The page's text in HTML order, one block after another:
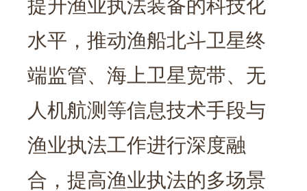
提升渔业执法装备的科技化
水平，推动渔船北斗卫星终
端监管、海上卫星宽带、无
人机航测等信息技术手段与
渔业执法工作进行深度融
合，提高渔业执法的多场景